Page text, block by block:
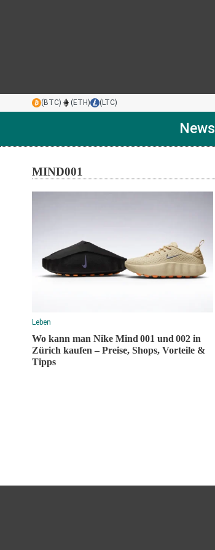
(BTC) (ETH) (LTC)
News
MIND001
Leben
Wo kann man Nike Mind 001 und 002 in
Zürich kaufen – Preise, Shops, Vorteile &
Tipps